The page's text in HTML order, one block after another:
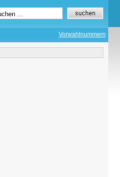
Vorwahlnummern